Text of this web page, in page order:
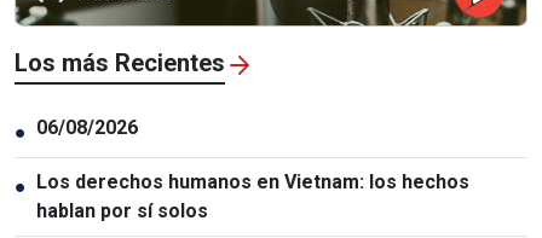
Los más Recientes
● 06/08/2026
● Los derechos humanos en Vietnam: los hechos
hablan por sí solos